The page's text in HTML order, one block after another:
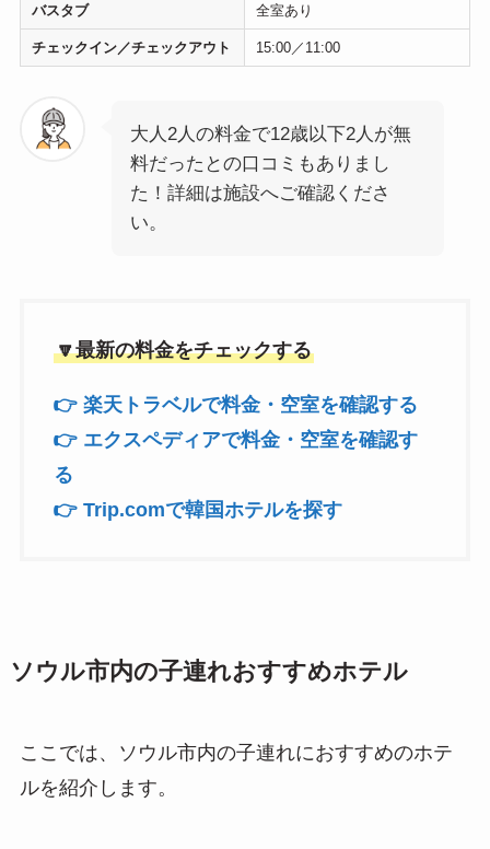
バスタブ 全室あり
チェックイン／チェックアウト 15:00／11:00
大人2人の料金で12歳以下2人が無
料だったとの口コミもありまし
た！詳細は施設へご確認くださ
い。
🔽最新の料金をチェックする
👉 楽天トラベルで料金・空室を確認する
👉 エクスペディアで料金・空室を確認す
る
👉 Trip.comで韓国ホテルを探す
ソウル市内の子連れおすすめホテル
ここでは、ソウル市内の子連れにおすすめのホテ
ルを紹介します。